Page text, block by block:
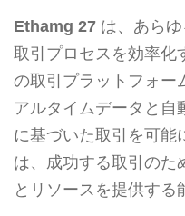
Ethamg 27 は、あら
取引プロセスを効率化
の取引プラットフォー
アルタイムデータと自
に基づいた取引を可能
は、成功する取引のた
とリソースを提供する